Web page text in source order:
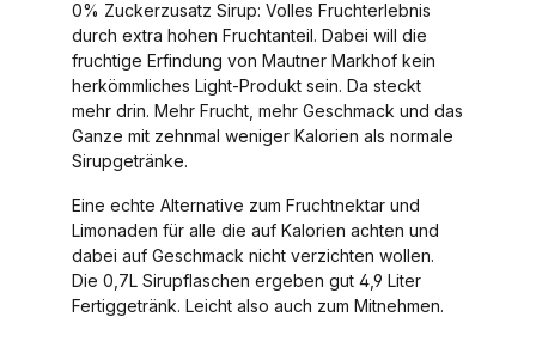
0% Zuckerzusatz Sirup: Volles Fruchterlebnis
durch extra hohen Fruchtanteil. Dabei will die
fruchtige Erfindung von Mautner Markhof kein
herkömmliches Light-Produkt sein. Da steckt
mehr drin. Mehr Frucht, mehr Geschmack und das
Ganze mit zehnmal weniger Kalorien als normale
Sirupgetränke.
Eine echte Alternative zum Fruchtnektar und
Limonaden für alle die auf Kalorien achten und
dabei auf Geschmack nicht verzichten wollen.
Die 0,7L Sirupflaschen ergeben gut 4,9 Liter
Fertiggetränk. Leicht also auch zum Mitnehmen.